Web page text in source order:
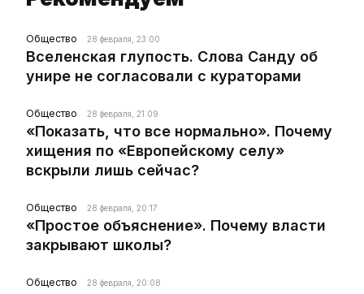
Общество 28 февраля, 23:00
Вселенская глупость. Слова Санду об
унире не согласовали с кураторами
Общество 28 февраля, 21:09
«Показать, что все нормально». Почему
хищения по «Европейскому селу»
вскрыли лишь сейчас?
Общество 28 февраля, 20:17
«Простое объяснение». Почему власти
закрывают школы?
Общество 28 февраля, 20:08